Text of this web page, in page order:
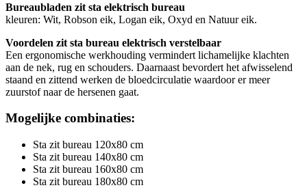
Bureaubladen zit sta elektrisch bureau
kleuren: Wit, Robson eik, Logan eik, Oxyd en Natuur eik.
Voordelen zit sta bureau elektrisch verstelbaar
Een ergonomische werkhouding vermindert lichamelijke klachten
aan de nek, rug en schouders. Daarnaast bevordert het afwisselend
staand en zittend werken de bloedcirculatie waardoor er meer
zuurstof naar de hersenen gaat.
Mogelijke combinaties:
Sta zit bureau 120x80 cm
Sta zit bureau 140x80 cm
Sta zit bureau 160x80 cm
Sta zit bureau 180x80 cm